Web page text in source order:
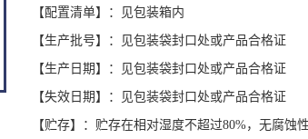
【配置清单】：见包装箱内
【生产批号】：见包装袋封口处或产品合格证
【生产日期】：见包装袋封口处或产品合格证
【失效日期】：见包装袋封口处或产品合格证
【贮存】：贮存在相对湿度不超过80%，无腐蚀